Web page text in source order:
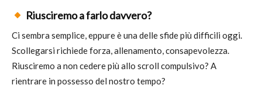
Riusciremo a farlo davvero?
Ci sembra semplice, eppure è una delle sfide più difficili oggi.
Scollegarsi richiede forza, allenamento, consapevolezza.
Riusciremo a non cedere più allo scroll compulsivo? A
rientrare in possesso del nostro tempo?